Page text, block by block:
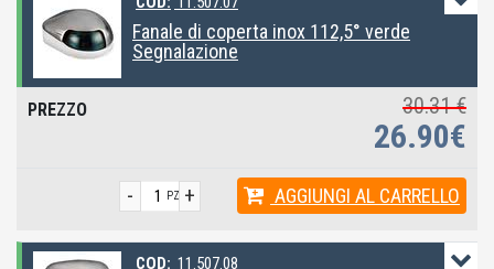
Fanale di coperta inox 112,5° verde
Segnalazione
30.31 €
26.90€
+
- PZ AGGIUNGI AL CARRELLO
COD: 11.507.08